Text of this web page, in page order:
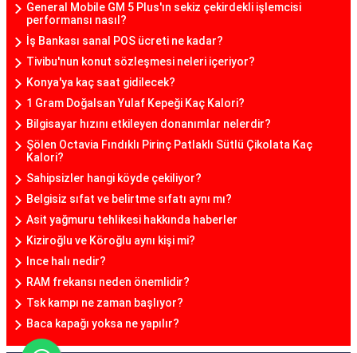
General Mobile GM 5 Plus'ın sekiz çekirdekli işlemcisi
performansı nasıl?
İş Bankası sanal POS ücreti ne kadar?
Tivibu'nun konut sözleşmesi neleri içeriyor?
Konya'ya kaç saat gidilecek?
1 Gram Doğalsan Yulaf Kepeği Kaç Kalori?
Bilgisayar hızını etkileyen donanımlar nelerdir?
Şölen Octavia Fındıklı Pirinç Patlaklı Sütlü Çikolata Kaç
Kalori?
Sahipsizler hangi köyde çekiliyor?
Belgisiz sıfat ve belirtme sıfatı aynı mı?
Asit yağmuru tehlikesi hakkında haberler
Kiziroğlu ve Köroğlu aynı kişi mi?
Ince halı nedir?
RAM frekansı neden önemlidir?
Tsk kampı ne zaman başlıyor?
Baca kapağı yoksa ne yapılır?